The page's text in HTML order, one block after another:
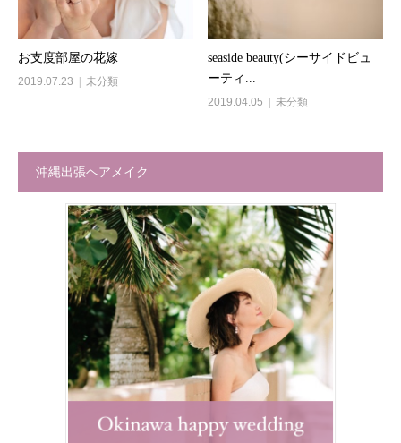
お支度部屋の花嫁
2019.07.23 未分類
seaside beauty(シーサイドビュ
ーティ...
2019.04.05 未分類
沖縄出張ヘアメイク